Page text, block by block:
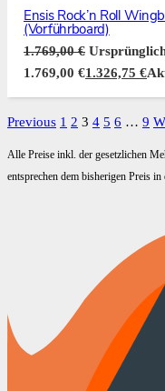
Ensis Rock’n Roll
(Vorführboard)
1.769,00€
1.769,00 €1.326,75 €
Previous 1 2 3 4 5 6 … 9
Alle Preise inkl. der gesetzlichen
entsprechen dem bisherigen Preis